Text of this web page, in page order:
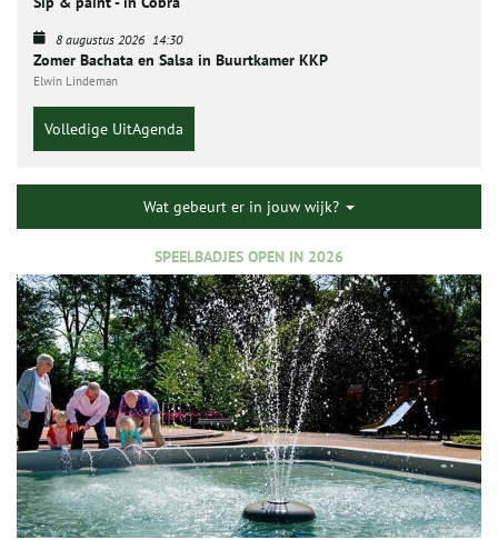
8 augustus 2026 14:30
Zomer Bachata en Salsa in Buurtkamer KKP
Elwin Lindeman
Volledige UitAgenda
Wat gebeurt er in jouw wijk?
SPEELBADJES OPEN IN 2026